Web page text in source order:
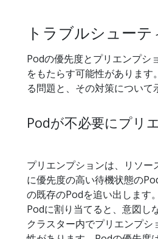
トラブルシュー
Podの優先度とプリエンプシ
をもたらす可能性があります
る問題と、その対策について
Podが不必要にプリ
プリエンプションは、リソー
に優先度の高い待機状態の
の既存のPodを追い出します
Podに割り当てると、意図し
クラスター内でプリエンプ